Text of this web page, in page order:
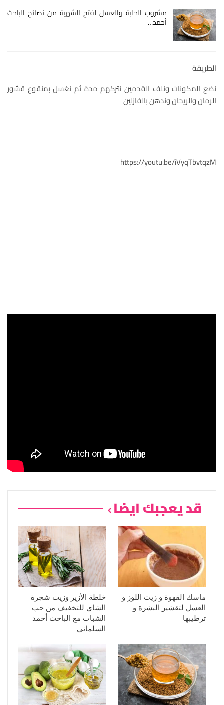
مشروب الحلبة والعسل لفتح الشهية من نصائح الباحث
أحمد…
الطريقة
نضع المكونات ونلف القدمين نتركهم مدة ثم نغسل بمنقوع قشور
الرمان والريحان وندهن بالفازلين
https://youtu.be/iVyqTbvtqzM
قد يعجبك ايضا
ماسك القهوة و زيت اللوز و
العسل لتقشير البشرة و
ترطيبها
خلطة الأزير وزيت شجرة
الشاي للتخفيف من حب
الشباب مع الباحث أحمد
السلماني